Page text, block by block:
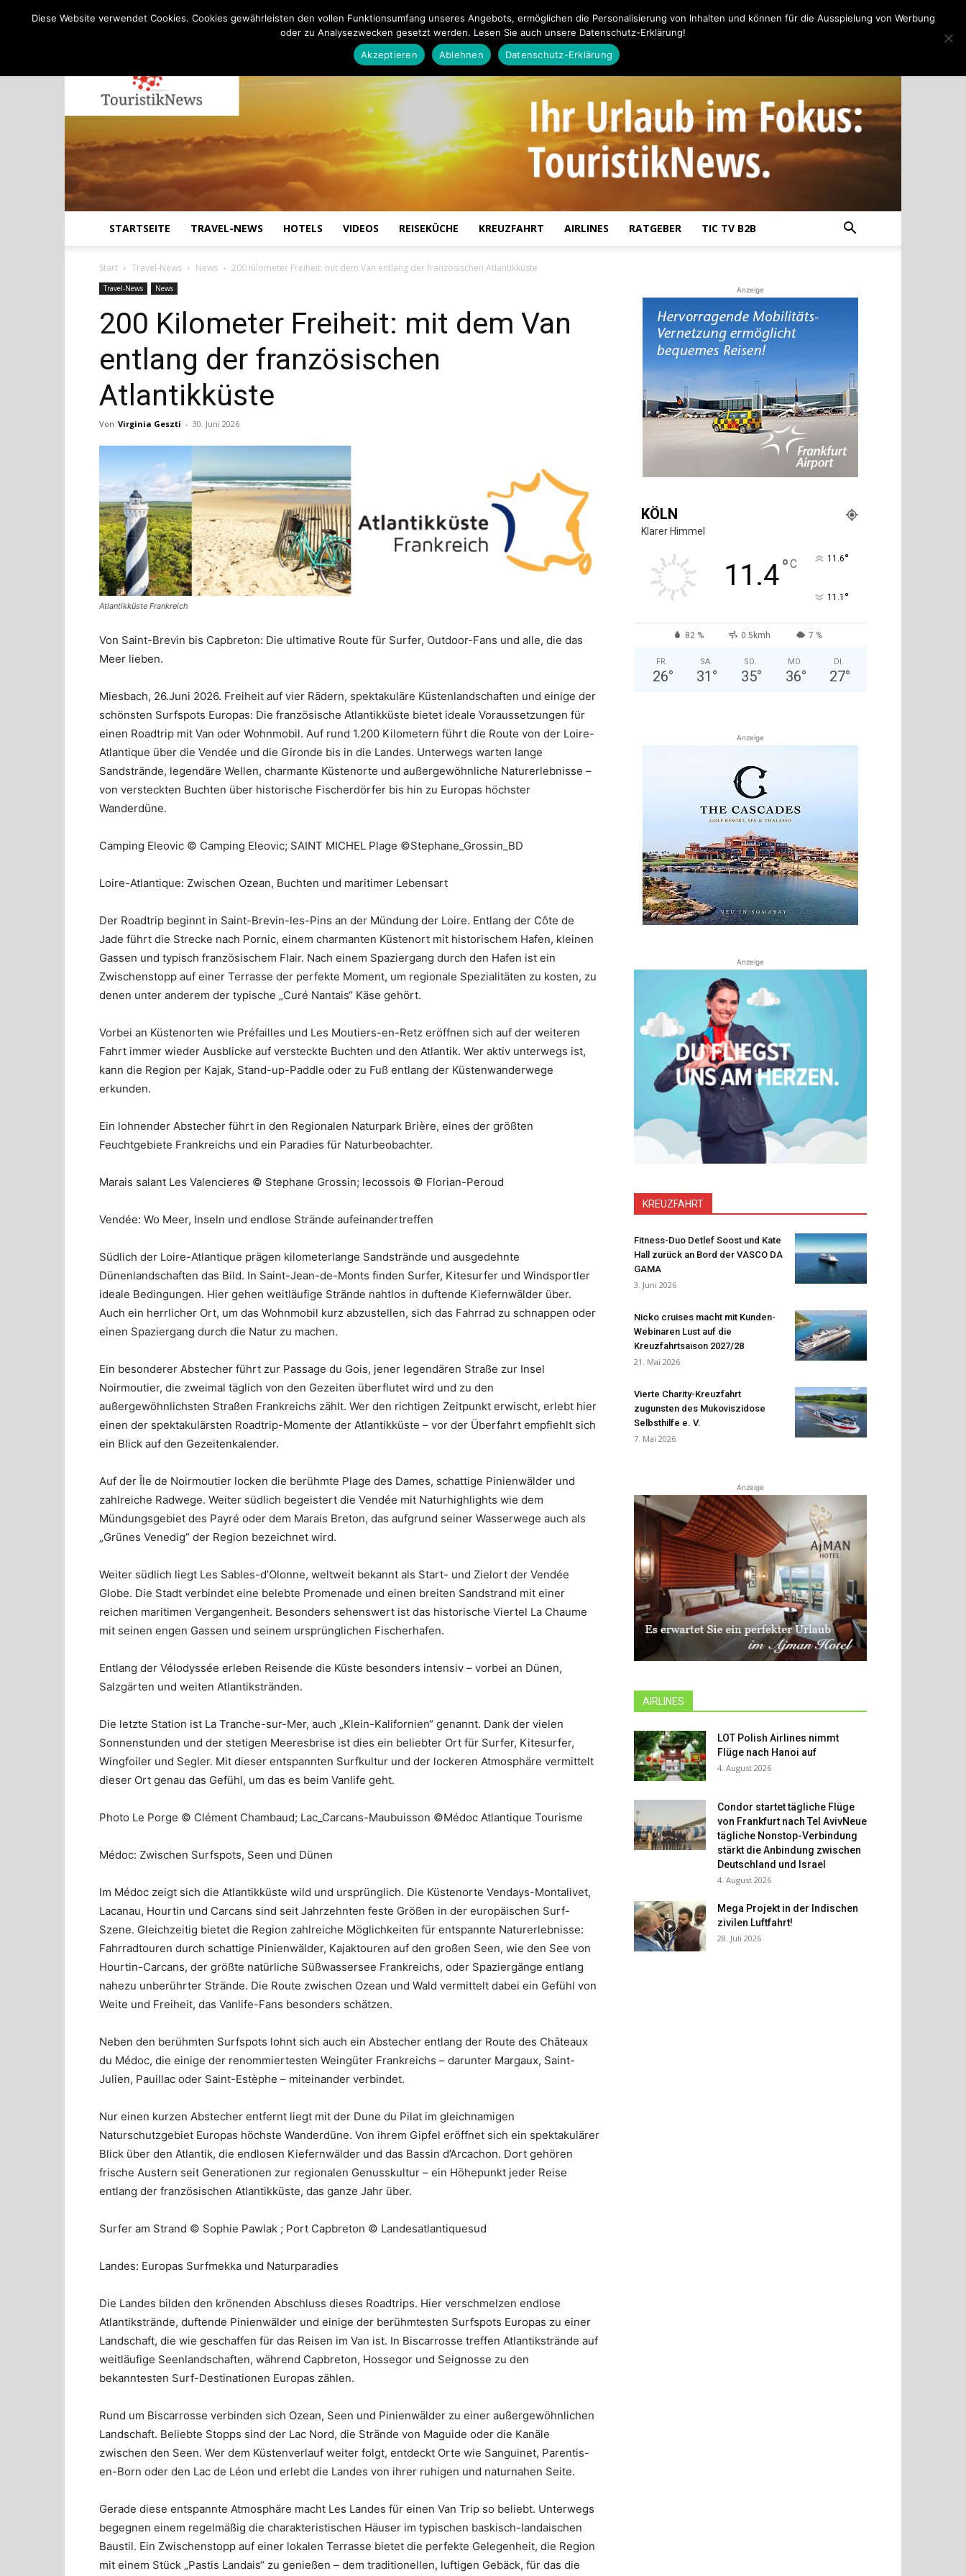
STARTSEITE TRAVEL-NEWS HOTELS VIDEOS REISEKÜCHE KREUZFAHRT AIRLINES RATGEBER TIC TV B2B
Start Travel-News News 200 Kilometer Freiheit: mit dem Van entlang der französischen Atlantikküste
Travel-News News
200 Kilometer Freiheit: mit dem Van
entlang der französischen
Atlantikküste
Von Virginia Geszti - 30. Juni 2026
Atlantikküste Frankreich
Von Saint-Brevin bis Capbreton: Die ultimative Route für Surfer, Outdoor-Fans und alle, die das
Meer lieben.
Miesbach, 26.Juni 2026. Freiheit auf vier Rädern, spektakuläre Küstenlandschaften und einige der
schönsten Surfspots Europas: Die französische Atlantikküste bietet ideale Voraussetzungen für
einen Roadtrip mit Van oder Wohnmobil. Auf rund 1.200 Kilometern führt die Route von der Loire-
Atlantique über die Vendée und die Gironde bis in die Landes. Unterwegs warten lange
Sandstrände, legendäre Wellen, charmante Küstenorte und außergewöhnliche Naturerlebnisse –
von versteckten Buchten über historische Fischerdörfer bis hin zu Europas höchster
Wanderdüne.
Camping Eleovic © Camping Eleovic; SAINT MICHEL Plage ©Stephane_Grossin_BD
Loire-Atlantique: Zwischen Ozean, Buchten und maritimer Lebensart
Der Roadtrip beginnt in Saint-Brevin-les-Pins an der Mündung der Loire. Entlang der Côte de
Jade führt die Strecke nach Pornic, einem charmanten Küstenort mit historischem Hafen, kleinen
Gassen und typisch französischem Flair. Nach einem Spaziergang durch den Hafen ist ein
Zwischenstopp auf einer Terrasse der perfekte Moment, um regionale Spezialitäten zu kosten, zu
denen unter anderem der typische „Curé Nantais“ Käse gehört.
Vorbei an Küstenorten wie Préfailles und Les Moutiers-en-Retz eröffnen sich auf der weiteren
Fahrt immer wieder Ausblicke auf versteckte Buchten und den Atlantik. Wer aktiv unterwegs ist,
kann die Region per Kajak, Stand-up-Paddle oder zu Fuß entlang der Küstenwanderwege
erkunden.
Ein lohnender Abstecher führt in den Regionalen Naturpark Brière, eines der größten
Feuchtgebiete Frankreichs und ein Paradies für Naturbeobachter.
Marais salant Les Valencieres © Stephane Grossin; lecossois © Florian-Peroud
Vendée: Wo Meer, Inseln und endlose Strände aufeinandertreffen
Südlich der Loire-Atlantique prägen kilometerlange Sandstrände und ausgedehnte
Dünenlandschaften das Bild. In Saint-Jean-de-Monts finden Surfer, Kitesurfer und Windsportler
ideale Bedingungen. Hier gehen weitläufige Strände nahtlos in duftende Kiefernwälder über.
Auch ein herrlicher Ort, um das Wohnmobil kurz abzustellen, sich das Fahrrad zu schnappen oder
einen Spaziergang durch die Natur zu machen.
Ein besonderer Abstecher führt zur Passage du Gois, jener legendären Straße zur Insel
Noirmoutier, die zweimal täglich von den Gezeiten überflutet wird und zu den
außergewöhnlichsten Straßen Frankreichs zählt. Wer den richtigen Zeitpunkt erwischt, erlebt hier
einen der spektakulärsten Roadtrip-Momente der Atlantikküste – vor der Überfahrt empfiehlt sich
ein Blick auf den Gezeitenkalender.
Auf der Île de Noirmoutier locken die berühmte Plage des Dames, schattige Pinienwälder und
zahlreiche Radwege. Weiter südlich begeistert die Vendée mit Naturhighlights wie dem
Mündungsgebiet des Payré oder dem Marais Breton, das aufgrund seiner Wasserwege auch als
„Grünes Venedig“ der Region bezeichnet wird.
Weiter südlich liegt Les Sables-d’Olonne, weltweit bekannt als Start- und Zielort der Vendée
Globe. Die Stadt verbindet eine belebte Promenade und einen breiten Sandstrand mit einer
reichen maritimen Vergangenheit. Besonders sehenswert ist das historische Viertel La Chaume
mit seinen engen Gassen und seinem ursprünglichen Fischerhafen.
Entlang der Vélodyssée erleben Reisende die Küste besonders intensiv – vorbei an Dünen,
Salzgärten und weiten Atlantikstränden.
Die letzte Station ist La Tranche-sur-Mer, auch „Klein-Kalifornien“ genannt. Dank der vielen
Sonnenstunden und der stetigen Meeresbrise ist dies ein beliebter Ort für Surfer, Kitesurfer,
Wingfoiler und Segler. Mit dieser entspannten Surfkultur und der lockeren Atmosphäre vermittelt
dieser Ort genau das Gefühl, um das es beim Vanlife geht.
Photo Le Porge © Clément Chambaud; Lac_Carcans-Maubuisson ©Médoc Atlantique Tourisme
Médoc: Zwischen Surfspots, Seen und Dünen
Im Médoc zeigt sich die Atlantikküste wild und ursprünglich. Die Küstenorte Vendays-Montalivet,
Lacanau, Hourtin und Carcans sind seit Jahrzehnten feste Größen in der europäischen Surf-
Szene. Gleichzeitig bietet die Region zahlreiche Möglichkeiten für entspannte Naturerlebnisse:
Fahrradtouren durch schattige Pinienwälder, Kajaktouren auf den großen Seen, wie den See von
Hourtin-Carcans, der größte natürliche Süßwassersee Frankreichs, oder Spaziergänge entlang
nahezu unberührter Strände. Die Route zwischen Ozean und Wald vermittelt dabei ein Gefühl von
Weite und Freiheit, das Vanlife-Fans besonders schätzen.
Neben den berühmten Surfspots lohnt sich auch ein Abstecher entlang der Route des Châteaux
du Médoc, die einige der renommiertesten Weingüter Frankreichs – darunter Margaux, Saint-
Julien, Pauillac oder Saint-Estèphe – miteinander verbindet.
Nur einen kurzen Abstecher entfernt liegt mit der Dune du Pilat im gleichnamigen
Naturschutzgebiet Europas höchste Wanderdüne. Von ihrem Gipfel eröffnet sich ein spektakulärer
Blick über den Atlantik, die endlosen Kiefernwälder und das Bassin d’Arcachon. Dort gehören
frische Austern seit Generationen zur regionalen Genusskultur – ein Höhepunkt jeder Reise
entlang der französischen Atlantikküste, das ganze Jahr über.
Surfer am Strand © Sophie Pawlak ; Port Capbreton © Landesatlantiquesud
Landes: Europas Surfmekka und Naturparadies
Die Landes bilden den krönenden Abschluss dieses Roadtrips. Hier verschmelzen endlose
Atlantikstrände, duftende Pinienwälder und einige der berühmtesten Surfspots Europas zu einer
Landschaft, die wie geschaffen für das Reisen im Van ist. In Biscarrosse treffen Atlantikstrände auf
weitläufige Seenlandschaften, während Capbreton, Hossegor und Seignosse zu den
bekanntesten Surf-Destinationen Europas zählen.
Rund um Biscarrosse verbinden sich Ozean, Seen und Pinienwälder zu einer außergewöhnlichen
Landschaft. Beliebte Stopps sind der Lac Nord, die Strände von Maguide oder die Kanäle
zwischen den Seen. Wer dem Küstenverlauf weiter folgt, entdeckt Orte wie Sanguinet, Parentis-
en-Born oder den Lac de Léon und erlebt die Landes von ihrer ruhigen und naturnahen Seite.
Gerade diese entspannte Atmosphäre macht Les Landes für einen Van Trip so beliebt. Unterwegs
begegnen einem regelmäßig die charakteristischen Häuser im typischen baskisch-landaischen
Baustil. Ein Zwischenstopp auf einer lokalen Terrasse bietet die perfekte Gelegenheit, die Region
mit einem Stück „Pastis Landais“ zu genießen – dem traditionellen, luftigen Gebäck, für das die
Anzeige
KÖLN
Klarer Himmel
11.4°C 11.6°
11.1 °
82 % 0.5kmh 7 %
FR.
26°
SA.
31 °
SO.
35°
MO.
36°
DI.
27°
Anzeige
Anzeige
KREUZFAHRT
Fitness-Duo Detlef Soost und Kate
Hall zurück an Bord der VASCO DA
GAMA
3. Juni 2026
Nicko cruises macht mit Kunden-
Webinaren Lust auf die
Kreuzfahrtsaison 2027/28
21. Mai 2026
Vierte Charity-Kreuzfahrt
zugunsten des Mukoviszidose
Selbsthilfe e. V.
7. Mai 2026
Anzeige
AIRLINES
LOT Polish Airlines nimmt
Flüge nach Hanoi auf
4. August 2026
Condor startet tägliche Flüge
von Frankfurt nach Tel AvivNeue
tägliche Nonstop-Verbindung
stärkt die Anbindung zwischen
Deutschland und Israel
4. August 2026
Mega Projekt in der Indischen
zivilen Luftfahrt!
28. Juli 2026
Diese Website verwendet Cookies. Cookies gewährleisten den vollen Funktionsumfang unseres Angebots, ermöglichen die Personalisierung von Inhalten und können für die Ausspielung von Werbung
oder zu Analysezwecken gesetzt werden. Lesen Sie auch unsere Datenschutz-Erklärung!
Akzeptieren
Ablehnen Datenschutz-Erklärung